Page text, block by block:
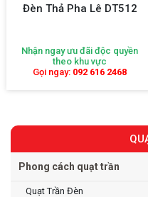
Đèn Thả Pha Lê DT512
Nhận ngay ưu đãi độc quyền
theo khu vực
Gọi ngay: 092 616 2468
Phong cách quạt trần
Quạt Trần Đèn